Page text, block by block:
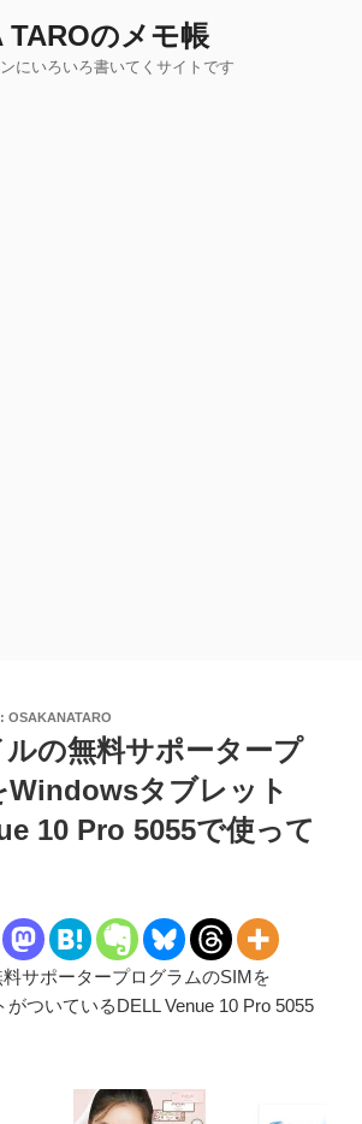
TAROのメモ帳
にいろいろ書いてくサイトです
OSAKANATARO
の無料サポータープ
Windowsタブレット
10 Pro 5055で使って
サポータープログラムのSIMを
ついているDELL Venue 10 Pro 5055